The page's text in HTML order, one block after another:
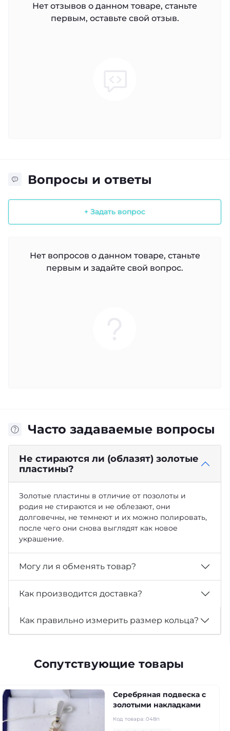
Нет отзывов о данном товаре, станьте
первым, оставьте свой отзыв.
Вопросы и ответы
+ Задать вопрос
Нет вопросов о данном товаре, станьте
первым и задайте свой вопрос.
Часто задаваемые вопросы
Не стираются ли (облазят) золотые
пластины?
Золотые пластины в отличие от позолоты и
родия не стираются и не облезают, они
долговечны, не темнеют и их можно полировать,
после чего они снова выглядят как новое
украшение.
Могу ли я обменять товар?
Как производится доставка?
Как правильно измерить размер кольца?
Сопутствующие товары
Серебряная подвеска с
золотыми накладками
Код товара: 048п